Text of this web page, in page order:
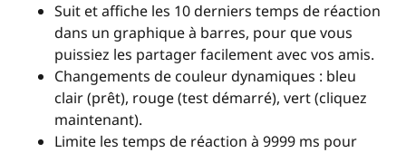
Suit et affiche les 10 derniers temps de réaction
dans un graphique à barres, pour que vous
puissiez les partager facilement avec vos amis.
Changements de couleur dynamiques : bleu
clair (prêt), rouge (test démarré), vert (cliquez
maintenant).
Limite les temps de réaction à 9999 ms pour